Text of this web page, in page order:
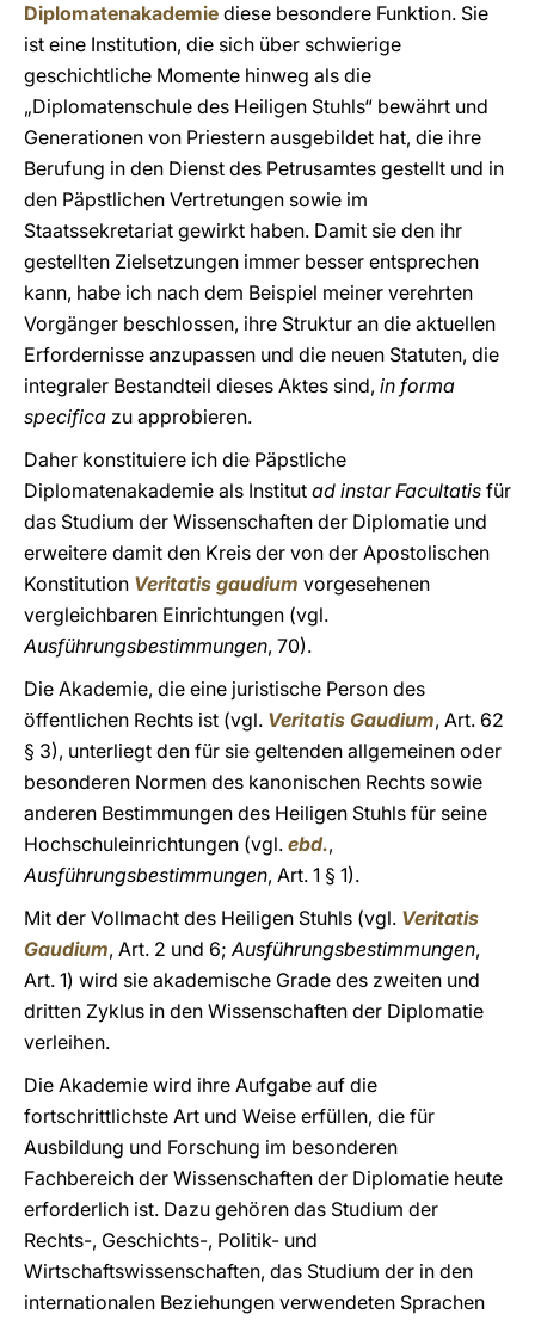
Diplomatenakademie diese besondere Funktion. Sie
ist eine Institution, die sich über schwierige
geschichtliche Momente hinweg als die
„Diplomatenschule des Heiligen Stuhls“ bewährt und
Generationen von Priestern ausgebildet hat, die ihre
Berufung in den Dienst des Petrusamtes gestellt und in
den Päpstlichen Vertretungen sowie im
Staatssekretariat gewirkt haben. Damit sie den ihr
gestellten Zielsetzungen immer besser entsprechen
kann, habe ich nach dem Beispiel meiner verehrten
Vorgänger beschlossen, ihre Struktur an die aktuellen
Erfordernisse anzupassen und die neuen Statuten, die
integraler Bestandteil dieses Aktes sind, in forma
specifica zu approbieren.
Daher konstituiere ich die Päpstliche
Diplomatenakademie als Institut ad instar Facultatis für
das Studium der Wissenschaften der Diplomatie und
erweitere damit den Kreis der von der Apostolischen
Konstitution Veritatis gaudium vorgesehenen
vergleichbaren Einrichtungen (vgl.
Ausführungsbestimmungen, 70).
Die Akademie, die eine juristische Person des
öffentlichen Rechts ist (vgl. Veritatis Gaudium, Art. 62
§ 3), unterliegt den für sie geltenden allgemeinen oder
besonderen Normen des kanonischen Rechts sowie
anderen Bestimmungen des Heiligen Stuhls für seine
Hochschuleinrichtungen (vgl. ebd.,
Ausführungsbestimmungen, Art. 1 § 1).
Mit der Vollmacht des Heiligen Stuhls (vgl. Veritatis
Gaudium, Art. 2 und 6; Ausführungsbestimmungen,
Art. 1) wird sie akademische Grade des zweiten und
dritten Zyklus in den Wissenschaften der Diplomatie
verleihen.
Die Akademie wird ihre Aufgabe auf die
fortschrittlichste Art und Weise erfüllen, die für
Ausbildung und Forschung im besonderen
Fachbereich der Wissenschaften der Diplomatie heute
erforderlich ist. Dazu gehören das Studium der
Rechts-, Geschichts-, Politik- und
Wirtschaftswissenschaften, das Studium der in den
internationalen Beziehungen verwendeten Sprachen